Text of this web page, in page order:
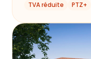
TVA réduite PTZ+